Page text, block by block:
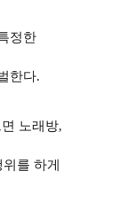
정한
한다.
노래방,
를 하게